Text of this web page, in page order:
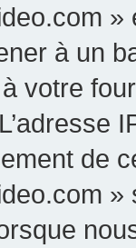
à un
votre
de